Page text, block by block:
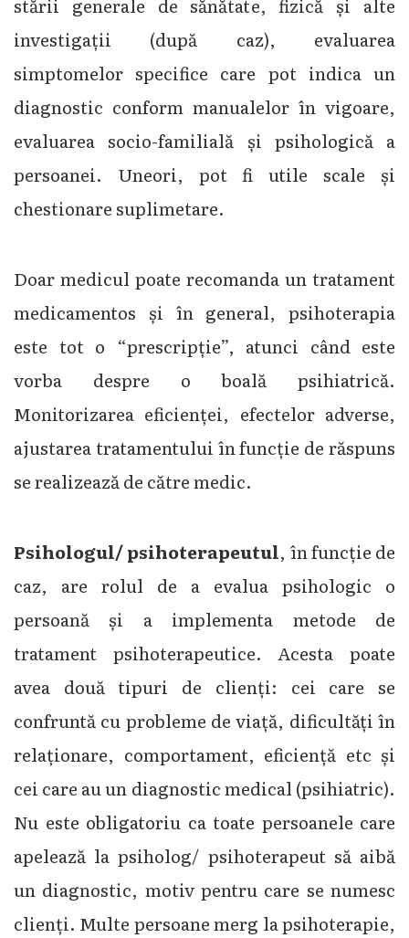
stării generale de sănătate, fizică și alte
investigații (după caz), evaluarea
simptomelor specifice care pot indica un
diagnostic conform manualelor în vigoare,
evaluarea socio-familială și psihologică a
persoanei. Uneori, pot fi utile scale și
chestionare suplimetare.
Doar medicul poate recomanda un tratament
medicamentos și în general, psihoterapia
este tot o “prescripție”, atunci când este
vorba despre o boală psihiatrică.
Monitorizarea eficienței, efectelor adverse,
ajustarea tratamentului în funcție de răspuns
se realizează de către medic.
Psihologul/ psihoterapeutul, în funcție de
caz, are rolul de a evalua psihologic o
persoană și a implementa metode de
tratament psihoterapeutice. Acesta poate
avea două tipuri de clienți: cei care se
confruntă cu probleme de viață, dificultăți în
relaționare, comportament, eficiență etc și
cei care au un diagnostic medical (psihiatric).
Nu este obligatoriu ca toate persoanele care
apelează la psiholog/ psihoterapeut să aibă
un diagnostic, motiv pentru care se numesc
clienți. Multe persoane merg la psihoterapie,